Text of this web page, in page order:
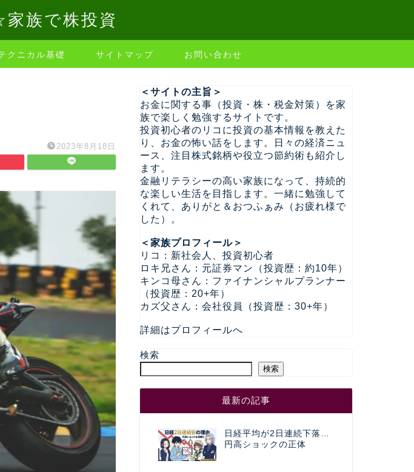
族で株投資
クニカル基礎 サイトマップ お問い合わせ
2023年8月18日
＜サイトの主旨＞
お金に関する事（投資・株・税金対策）を家
族で楽しく勉強するサイトです。
投資初心者のリコに投資の基本情報を教えた
り、お金の怖い話をします。日々の経済ニュ
ース、注目株式銘柄や役立つ節約術も紹介し
ます。
金融リテラシーの高い家族になって、持続的
な楽しい生活を目指します。一緒に勉強して
くれて、ありがと＆おつふぁみ（お疲れ様で
した）。
＜家族プロフィール＞
リコ：新社会人、投資初心者
ロキ兄さん：元証券マン（投資歴：約10年）
キンコ母さん：ファイナンシャルプランナー
（投資歴：20+年）
カズ父さん：会社役員（投資歴：30+年）
詳細はプロフィールへ
検索
検索
最新の記事
日経平均が2日連続下落…
円高ショックの正体